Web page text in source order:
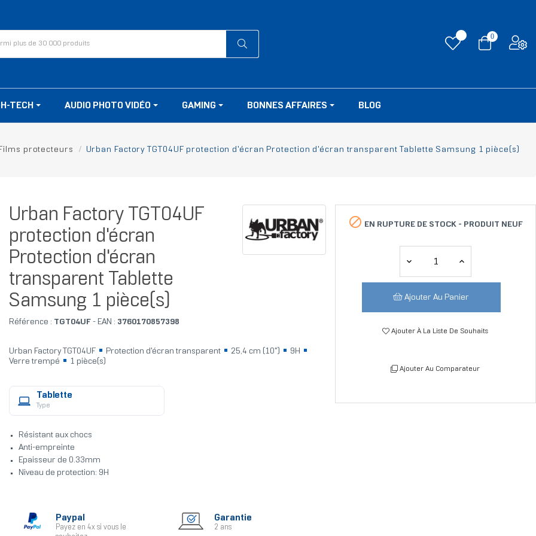
0
TECH AUDIO PHOTO VIDÉO GAMING BONNES AFFAIRES BLOG
protecteurs Urban Factory TGT04UF protection d'écran Protection d'écran transparent Tablette Samsung 1 pièce(s)
Urban Factory TGT04UF
protection d'écran
Protection d'écran
transparent Tablette
Samsung 1 pièce(s)
Référence : TGT04UF- EAN : 3760170857398
Urban Factory TGT04UF Protection d'écran transparent 25,4 cm (10")
9H
Verre trempé
1 pièce(s)
Tablette
Type
Résistant aux chocs
Anti-empreinte
Epaisseur de 0.33mm
Niveau de protection: 9H
Paypal
Payez en 4x si vous le
Garantie
2 ans
 EN RUPTURE DE STOCK - PRODUIT NEUF
Ajouter Au Panier
Ajouter À La Liste De Souhaits
Ajouter Au Comparateur